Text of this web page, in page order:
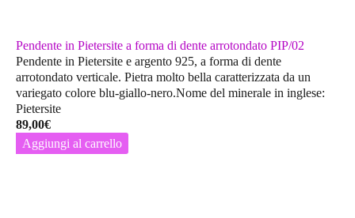
Pendente in Pietersite a forma di dente arrotondato PIP/02
Pendente in Pietersite e argento 925, a forma di dente
arrotondato verticale. Pietra molto bella caratterizzata da un
variegato colore blu-giallo-nero.Nome del minerale in inglese:
Pietersite
89,00€
Aggiungi al carrello